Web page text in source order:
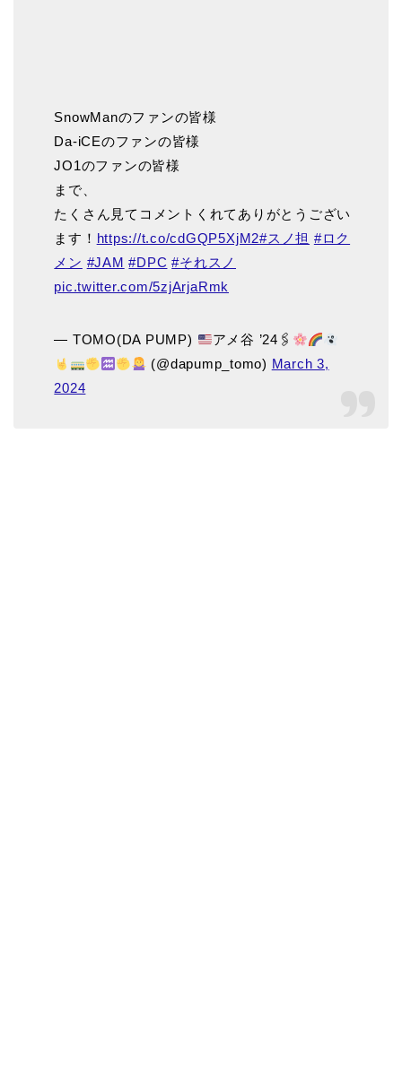
SnowManのファンの皆様
Da-iCEのファンの皆様
JO1のファンの皆様
まで、
たくさん見てコメントくれてありがとうござい
ます！ https://t.co/cdGQP5XjM2#スノ担 #ロク
メン #JAM #DPC #それスノ
pic.twitter.com/5zjArjaRmk
— TOMO(DA PUMP)
アメ谷 ’24🖇
(@dapump_tomo) March 3,
2024